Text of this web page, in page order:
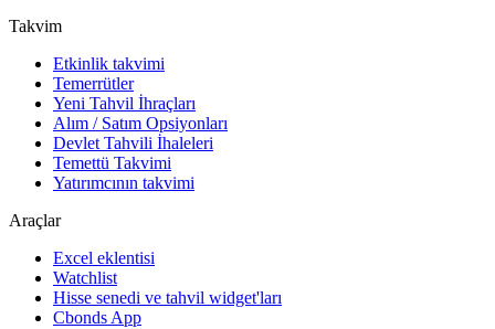
Takvim
Etkinlik takvimi
Temerrütler
Yeni Tahvil İhraçları
Alım / Satım Opsiyonları
Devlet Tahvili İhaleleri
Temettü Takvimi
Yatırımcının takvimi
Araçlar
Excel eklentisi
Watchlist
Hisse senedi ve tahvil widget'ları
Cbonds App